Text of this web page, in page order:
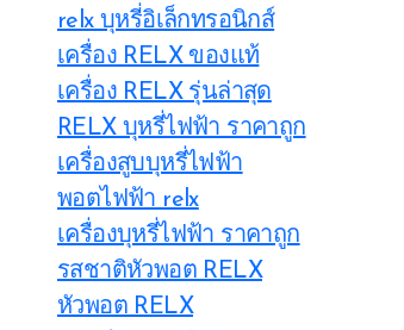
relx บุหรี่อิเล็กทรอนิกส์
เครื่อง RELX ของแท้
เครื่อง RELX รุ่นล่าสุด
RELX บุหรี่ไฟฟ้า ราคาถูก
เครื่องสูบบุหรี่ไฟฟ้า
พอตไฟฟ้า relx
เครื่องบุหรี่ไฟฟ้า ราคาถูก
รสชาติหัวพอต RELX
หัวพอต RELX